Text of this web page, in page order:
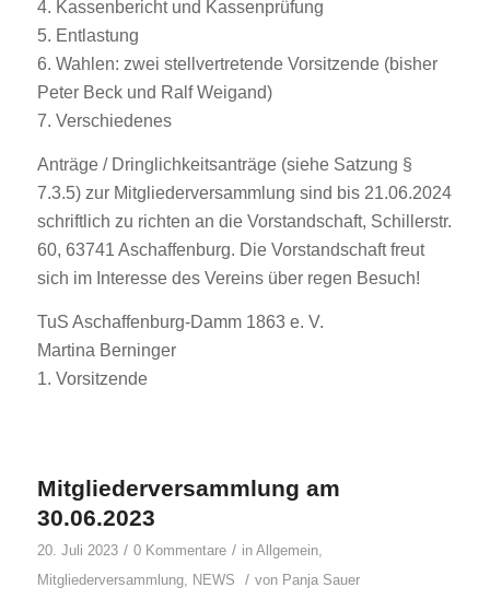
4. Kassenbericht und Kassenprüfung
5. Entlastung
6. Wahlen: zwei stellvertretende Vorsitzende (bisher
Peter Beck und Ralf Weigand)
7. Verschiedenes
Anträge / Dringlichkeitsanträge (siehe Satzung §
7.3.5) zur Mitgliederversammlung sind bis 21.06.2024
schriftlich zu richten an die Vorstandschaft, Schillerstr.
60, 63741 Aschaffenburg. Die Vorstandschaft freut
sich im Interesse des Vereins über regen Besuch!
TuS Aschaffenburg-Damm 1863 e. V.
Martina Berninger
1. Vorsitzende
Mitgliederversammlung am
30.06.2023
20. Juli 2023 / 0 Kommentare / in Allgemein,
Mitgliederversammlung, NEWS / von Panja Sauer